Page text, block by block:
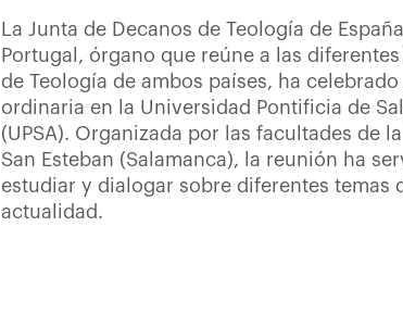
La Junta de Decanos de Teología de
Portugal, órgano que reúne a las
de Teología de ambos países, ha
ordinaria en la Universidad Pontificia de
(UPSA). Organizada por las facultades de la
San Esteban (Salamanca), la reunión ha
estudiar y dialogar sobre diferentes temas
actualidad.